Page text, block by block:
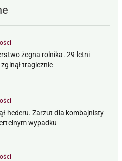
żegna rolnika. 29-letni
zginął tragicznie
hederu. Zarzut dla kombajnisty
wypadku